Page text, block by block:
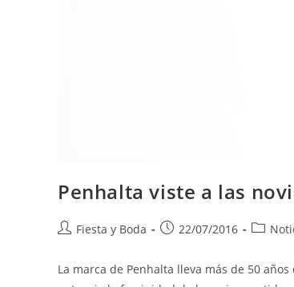
Penhalta viste a las
Fiesta y Boda 22/07/2016
La marca de Penhalta lleva más de 50